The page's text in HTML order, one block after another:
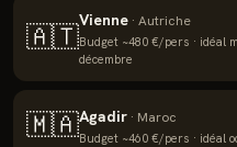
🇦🇹Vienne · Autriche
Budget ~480 €/pers · idéal
décembre
🇲🇦Agadir · Maroc
Budget ~460 €/pers · idéal